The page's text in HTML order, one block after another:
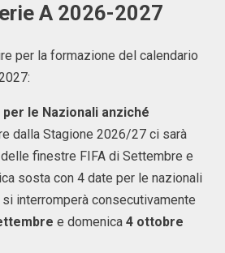
A 2026-2027
per la formazione del calendario
le Nazionali anziché
dalla Stagione 2026/27 ci sarà
delle finestre FIFA di Settembre e
sosta con 4 date per le nazionali
interromperà consecutivamente
e domenica 4 ottobre